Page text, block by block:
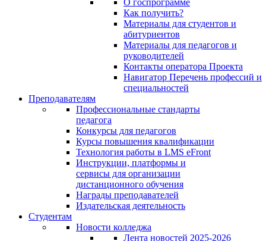
О госпрограмме
Как получить?
Материалы для студентов и
абитуриентов
Материалы для педагогов и
руководителей
Контакты оператора Проекта
Навигатор Перечень профессий и
специальностей
Преподавателям
Профессиональные стандарты
педагога
Конкурсы для педагогов
Курсы повышения квалификации
Технология работы в LMS eFront
Инструкции, платформы и
сервисы для организации
дистанционного обучения
Награды преподавателей
Издательская деятельность
Студентам
Новости колледжа
Лента новостей 2025-2026